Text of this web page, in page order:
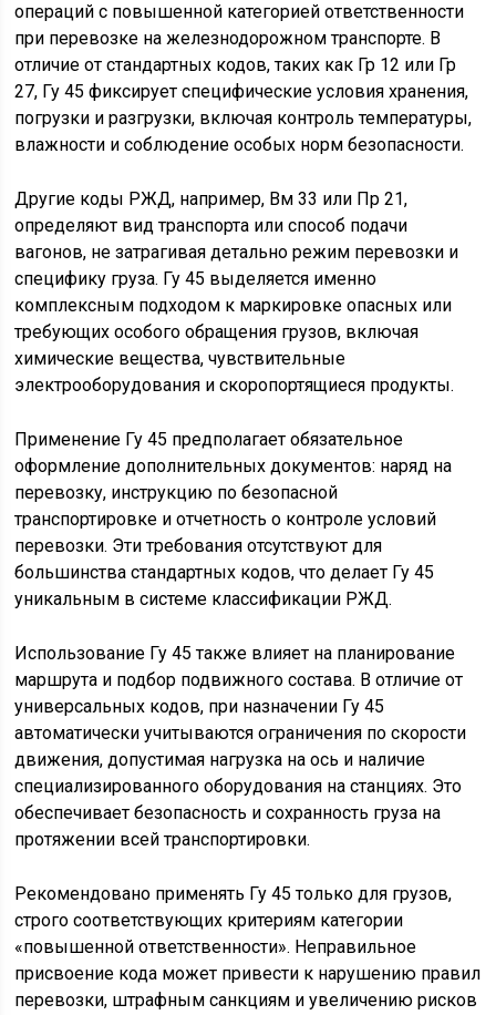
операций с повышенной категорией ответственности
при перевозке на железнодорожном транспорте. В
отличие от стандартных кодов, таких как Гр 12 или Гр
27, Гу 45 фиксирует специфические условия хранения,
погрузки и разгрузки, включая контроль температуры,
влажности и соблюдение особых норм безопасности.
Другие коды РЖД, например, Вм 33 или Пр 21,
определяют вид транспорта или способ подачи
вагонов, не затрагивая детально режим перевозки и
специфику груза. Гу 45 выделяется именно
комплексным подходом к маркировке опасных или
требующих особого обращения грузов, включая
химические вещества, чувствительные
электрооборудования и скоропортящиеся продукты.
Применение Гу 45 предполагает обязательное
оформление дополнительных документов: наряд на
перевозку, инструкцию по безопасной
транспортировке и отчетность о контроле условий
перевозки. Эти требования отсутствуют для
большинства стандартных кодов, что делает Гу 45
уникальным в системе классификации РЖД.
Использование Гу 45 также влияет на планирование
маршрута и подбор подвижного состава. В отличие от
универсальных кодов, при назначении Гу 45
автоматически учитываются ограничения по скорости
движения, допустимая нагрузка на ось и наличие
специализированного оборудования на станциях. Это
обеспечивает безопасность и сохранность груза на
протяжении всей транспортировки.
Рекомендовано применять Гу 45 только для грузов,
строго соответствующих критериям категории
«повышенной ответственности». Неправильное
присвоение кода может привести к нарушению правил
перевозки, штрафным санкциям и увеличению рисков